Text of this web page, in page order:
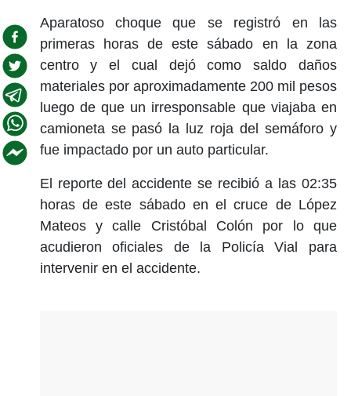
Aparatoso choque que se registró en las
primeras horas de este sábado en la zona
centro y el cual dejó como saldo daños
materiales por aproximadamente 200 mil pesos
luego de que un irresponsable que viajaba en
camioneta se pasó la luz roja del semáforo y
fue impactado por un auto particular.
El reporte del accidente se recibió a las 02:35
horas de este sábado en el cruce de López
Mateos y calle Cristóbal Colón por lo que
acudieron oficiales de la Policía Vial para
intervenir en el accidente.